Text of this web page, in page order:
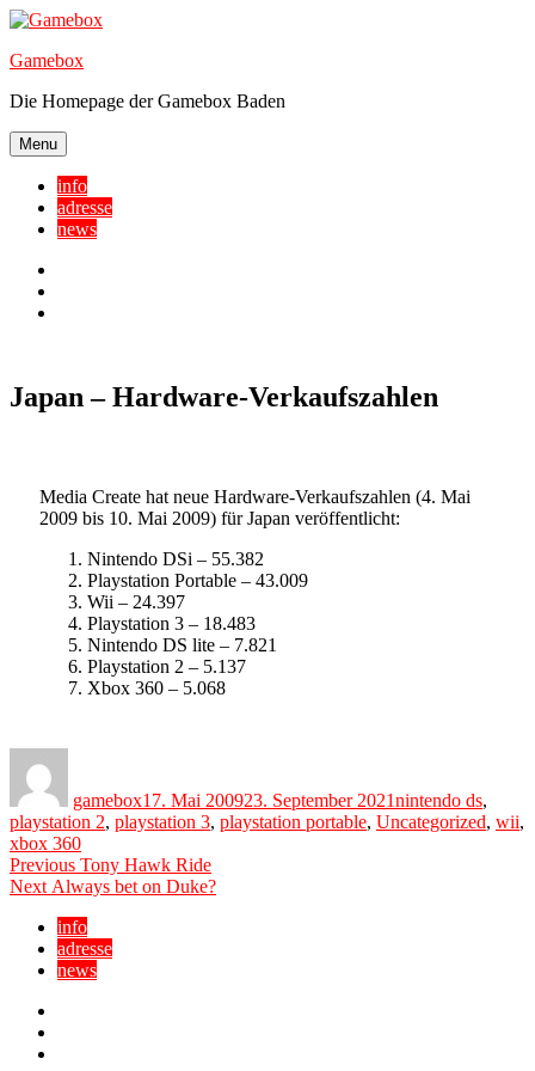
Skip
content
Gamebox
Die Homepage der Gamebox Baden
Menu
info
adresse
news
Japan – Hardware-Verkaufszahlen
Media Create hat neue Hardware-Verkaufszahlen (4. Mai
2009 bis 10. Mai 2009) für Japan veröffentlicht:
Nintendo DSi – 55.382
Playstation Portable – 43.009
Wii – 24.397
Playstation 3 – 18.483
Nintendo DS lite – 7.821
Playstation 2 – 5.137
Xbox 360 – 5.068
gamebox17. Mai 200923. September 2021nintendo ds,
playstation 2, playstation 3, playstation portable, Uncategorized, wii,
xbox 360
Beitragsnavigation
Previous Previous
post:
Tony Hawk Ride
Next Next
Always bet on Duke?
info
adresse
news